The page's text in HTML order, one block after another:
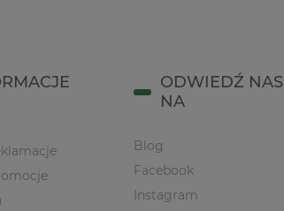
ODWIEDŹ NAS
NA
Blog
Facebook
Instagram